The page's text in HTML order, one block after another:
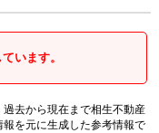
います。
去から現在まで相生不動産
を元に生成した参考情報で